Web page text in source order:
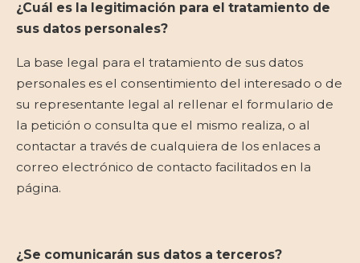
¿Cuál es la legitimación para el tratamiento de
sus datos personales?
La base legal para el tratamiento de sus datos
personales es el consentimiento del interesado o de
su representante legal al rellenar el formulario de
la petición o consulta que el mismo realiza, o al
contactar a través de cualquiera de los enlaces a
correo electrónico de contacto facilitados en la
página.
¿Se comunicarán sus datos a terceros?